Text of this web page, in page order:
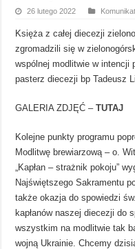
26 lutego 2022
Księża z całej diecezji
zgromadzili się w
wspólnej modlitwie w intencji
pasterz diecezji bp Tadeusz
GALERIA ZDJĘĆ –TUTAJ
Kolejne punkty programu
Modlitwę brewiarzową – o.
„Kapłan – strażnik pokoju”
Najświętszego Sakramentu
także okazja do spowiedzi
kapłanów naszej diecezji do
wszystkim na modlitwie tak
wojną Ukrainie. Chcemy